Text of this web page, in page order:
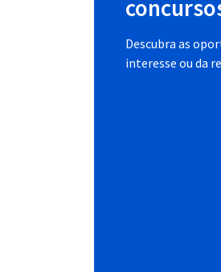
Descubra as
interesse ou da